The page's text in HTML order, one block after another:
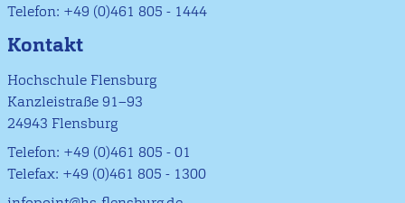
Telefon: +49 (0)461 805 - 1444
Kontakt
Hochschule Flensburg
Kanzleistraße 91–93
24943 Flensburg
Telefon: +49 (0)461 805 - 01
Telefax: +49 (0)461 805 - 1300